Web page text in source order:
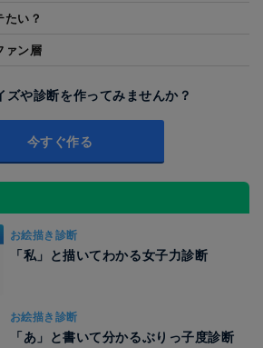
い？
ァン層
ズや診断を作ってみませんか？
今すぐ作る
お絵描き診断
「私」と描いてわかる女子力診断
お絵描き診断
「あ」と書いて分かるぶりっ子度診断